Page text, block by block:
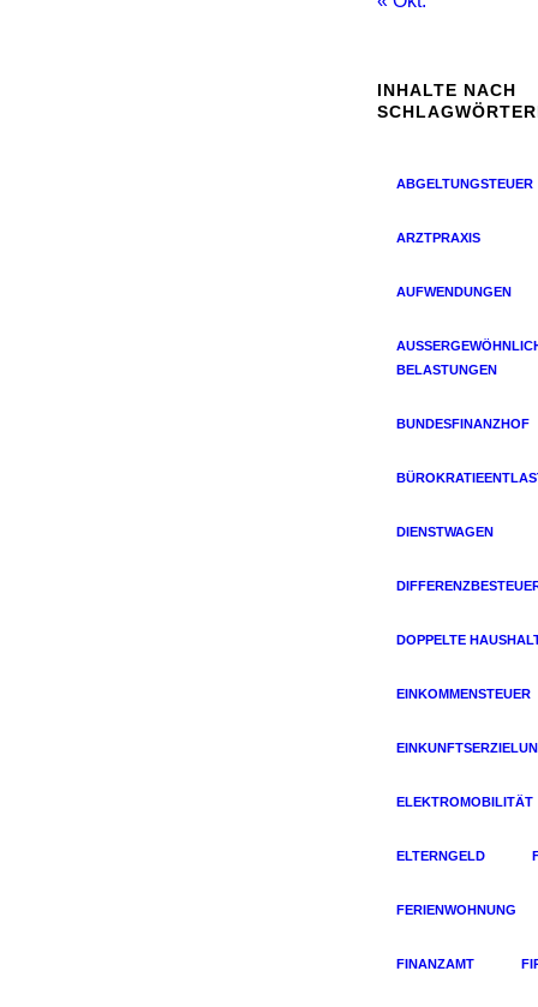
INHALTE NACH
ABGELTUNGSTEUER
ARZTPRAXIS
AUFWENDUNGEN
ELASTUNGEN
BUNDESFINANZHOF
DIENSTWAGEN
DOPPELTE
EINKOMMENSTEUER
ELEKTROMOBILITÄT
ELTERNGELD
FERIENWOHNUNG
FINANZAMT